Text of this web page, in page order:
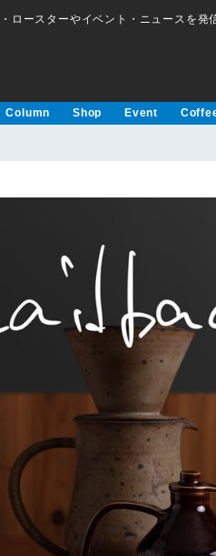
ロースターやイベント・ニュースを発
Column Shop Event